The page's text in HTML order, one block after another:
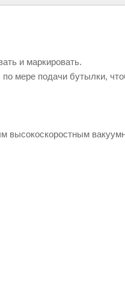
и маркировать.
по мере подачи бутылки,
высокоскоростным